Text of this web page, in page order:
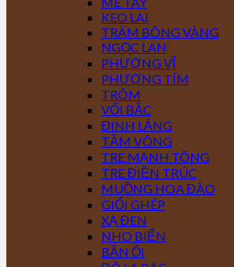
KEO LAI
TRÀM BÔNG VÀNG
NGỌC LAN
PHƯỢNG VĨ
PHƯỢNG TÍM
TRÔM
VỐI BẮC
ĐINH LĂNG
TẦM VÔNG
TRE MẠNH TÔNG
TRE ĐIỀN TRÚC
MUỒNG HOA ĐÀO
GIỔI GHÉP
XẠ ĐEN
NHO BIỂN
BẦN ỔI